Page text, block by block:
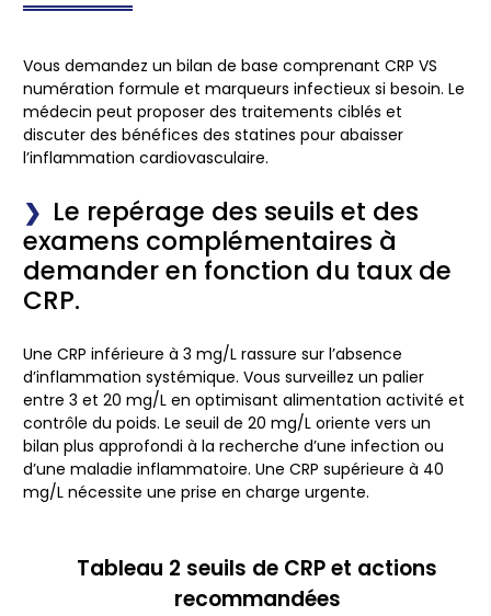
Vous demandez un bilan de base comprenant CRP VS
numération formule et marqueurs infectieux si besoin. Le
médecin peut proposer des traitements ciblés et
discuter des bénéfices des statines pour abaisser
l’inflammation cardiovasculaire.
Le repérage des seuils et des
examens complémentaires à
demander en fonction du taux de
CRP.
Une CRP inférieure à 3 mg/L rassure sur l’absence
d’inflammation systémique. Vous surveillez un palier
entre 3 et 20 mg/L en optimisant alimentation activité et
contrôle du poids. Le seuil de 20 mg/L oriente vers un
bilan plus approfondi à la recherche d’une infection ou
d’une maladie inflammatoire. Une CRP supérieure à 40
mg/L nécessite une prise en charge urgente.
Tableau 2 seuils de CRP et actions
recommandées